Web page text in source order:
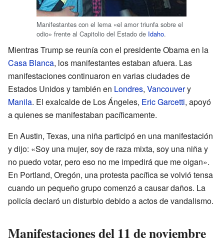
Manifestantes con el lema «el amor triunfa sobre el
odio» frente al Capitolio del Estado de Idaho.
Mientras Trump se reunía con el presidente Obama en la
Casa Blanca, los manifestantes estaban afuera. Las
manifestaciones continuaron en varias ciudades de
Estados Unidos y también en Londres, Vancouvery
Manila. El exalcalde de Los Ángeles, Eric Garcetti, apoyó
a quienes se manifestaban pacíficamente.
En Austin, Texas, una niña participó en una manifestación
y dijo: «Soy una mujer, soy de raza mixta, soy una niña y
no puedo votar, pero eso no me impedirá que me oigan».
En Portland, Oregón, una protesta pacífica se volvió tensa
cuando un pequeño grupo comenzó a causar daños. La
policía declaró un disturbio debido a actos de vandalismo.
Manifestaciones del 11 de noviembre